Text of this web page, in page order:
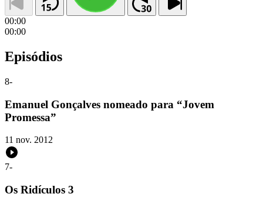
00:00
00:00
Episódios
8-
Emanuel Gonçalves nomeado para “Jovem
Promessa”
11 nov. 2012
7-
Os Ridículos 3